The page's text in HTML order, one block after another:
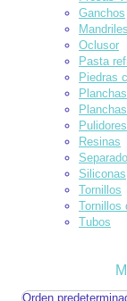
Ganchos
Oclusor
Pasta
Piedras
Planchas
Resinas
Siliconas
Tornillos
Tornillos
Tubos